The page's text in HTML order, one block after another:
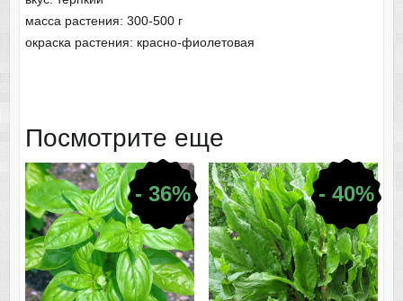
масса растения: 300-500 г
окраска растения: красно-фиолетовая
Посмотрите еще
- 36% - 40%